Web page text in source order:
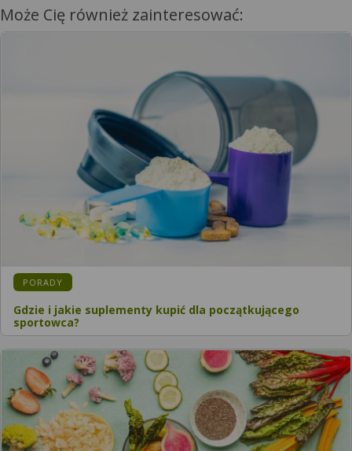
Może Cię również zainteresować:
KATEGORIA:
PORADY
Gdzie i jakie suplementy kupić dla początkującego
sportowca?